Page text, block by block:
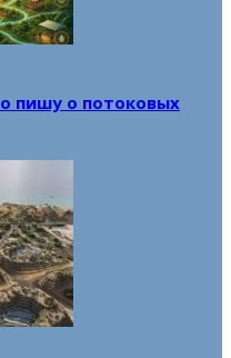
пишу о потоковых